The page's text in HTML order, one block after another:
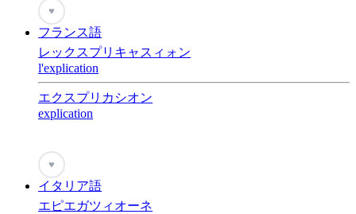
♥
フランス語
レックスプリキャスィォン
l'explication
エクスプリカシオン
explication
♥
イタリア語
エピエガツィオーネ